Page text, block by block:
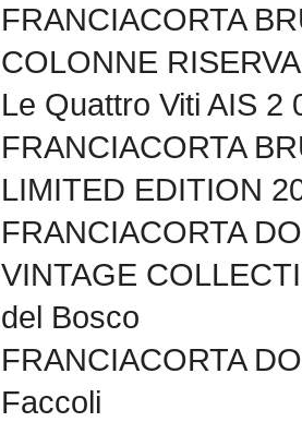
FRANCIACORTA
COLONNE
Le Quattro Viti AIS 2
FRANCIACORTA
LIMITED EDITION
FRANCIACORTA
VINTAGE
del Bosco
FRANCIACORTA
Faccoli